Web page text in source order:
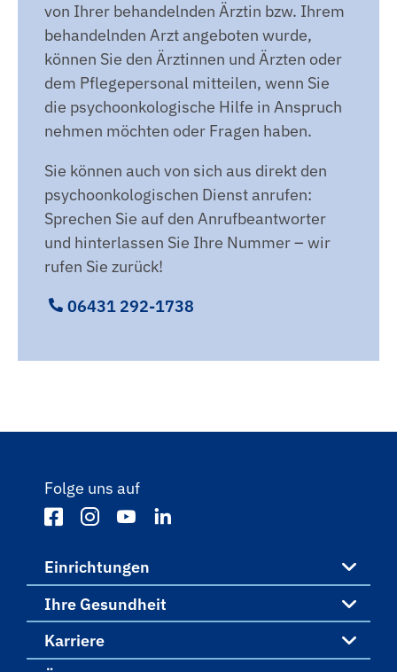
von Ihrer behandelnden Ärztin bzw. Ihrem
behandelnden Arzt angeboten wurde,
können Sie den Ärztinnen und Ärzten oder
dem Pflegepersonal mitteilen, wenn Sie
die psychoonkologische Hilfe in Anspruch
nehmen möchten oder Fragen haben.
Sie können auch von sich aus direkt den
psychoonkologischen Dienst anrufen:
Sprechen Sie auf den Anrufbeantworter
und hinterlassen Sie Ihre Nummer – wir
rufen Sie zurück!
06431 292-1738
Folge uns auf
Einrichtungen
Einrichtungen
Ihre Gesundheit
Karriere